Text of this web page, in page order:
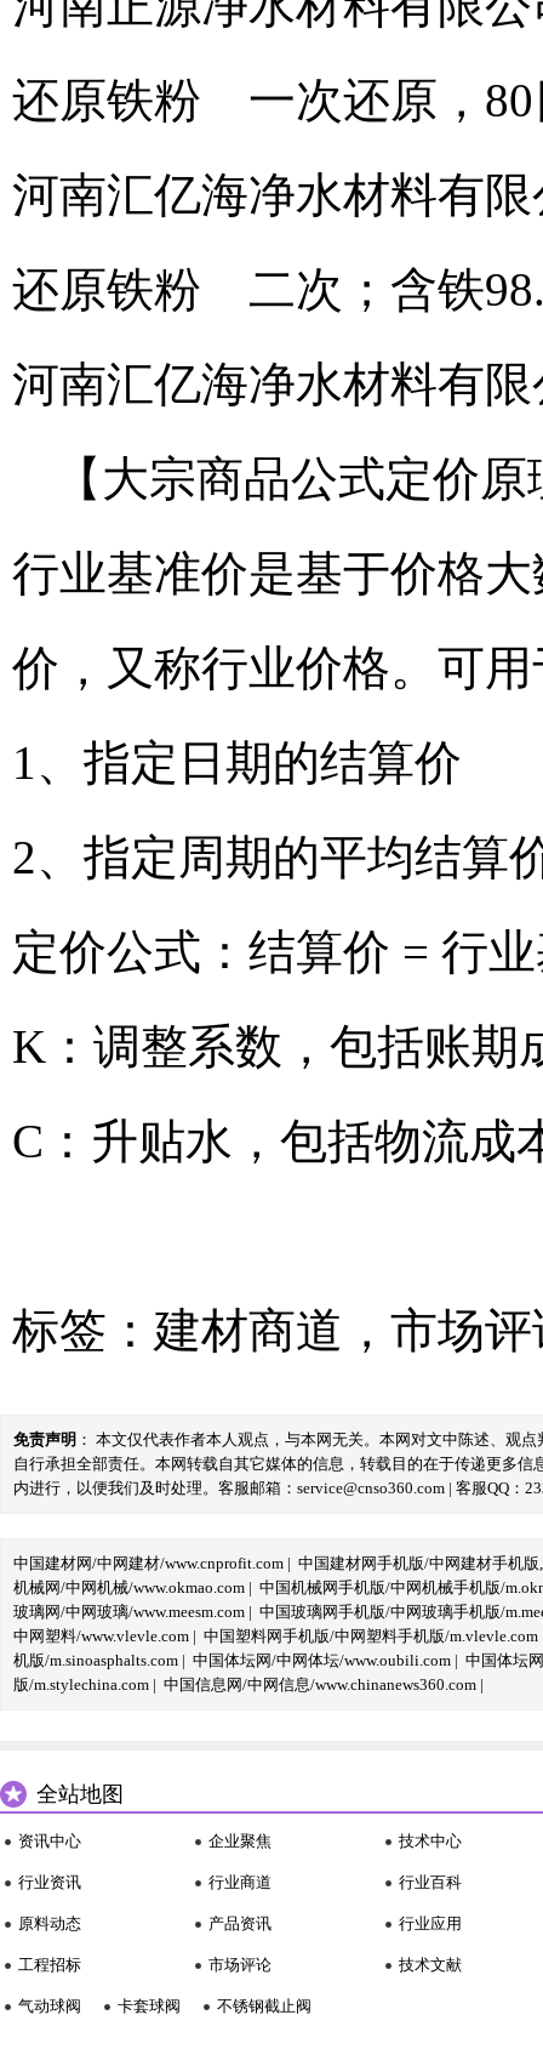
还原铁粉 一次还原，80
河南汇亿海净水材料有
还原铁粉 二次；含铁
河南汇亿海净水材料有
【大宗商品公式定价
行业基准价是基于价格
价，又称行业价格。可
1、指定日期的结算价
2、指定周期的平均结算
定价公式：结算价 = 行
K：调整系数，包括账期
C：升贴水，包括物流成
标签： 建材商道 ， 市场评
免责声明 ： 本文仅代表作者本人观点，与本网无关。本网对文中陈述、观
自行承担全部责任。本网转载自其它媒体的信息，转载目的在于传递更多
内进行，以便我们及时处理。客服邮箱：service@cnso360.com | 客服QQ：
中国建材网/中网建材/www.cnprofit.com | 中国建材网手机版/中网建材手机版
机械网/中网机械/www.okmao.com | 中国机械网手机版/中网机械手机版/
玻璃网/中网玻璃/www.meesm.com | 中国玻璃网手机版/中网玻璃手机版/
中网塑料/www.vlevle.com | 中国塑料网手机版/中网塑料手机版/m.vlevle.com
机版/m.sinoasphalts.com | 中国体坛网/中网体坛/www.oubili.com | 中国体坛
版/m.stylechina.com | 中国信息网/中网信息/www.chinanews360.com |
全站地图
资讯中心
行业资讯
原料动态
工程招标
企业聚焦
行业商道
产品资讯
市场评论
技术中心
行业百科
行业应用
技术文献
气动球阀 卡套球阀 不锈钢截止阀